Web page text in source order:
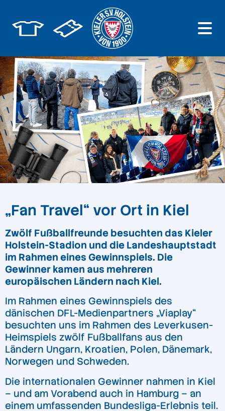
„Fan Travel“ vor Ort in Kiel
Zwölf Fußballfreunde besuchten das Kieler
Holstein-Stadion und die Landeshauptstadt
im Rahmen eines Gewinnspiels. Die
Gewinner kamen aus mehreren
europäischen Ländern nach Kiel.
Im Rahmen eines Gewinnspiels des
dänischen DFL-Medienpartners „Viaplay“
besuchten uns im Rahmen des Leverkusen-
Heimspiels zwölf Fußballfans aus den
Ländern Ungarn, Kroatien, Polen, Dänemark,
Norwegen und Schweden.
Die internationalen Gewinner nahmen in Kiel
– und am Vorabend auch in Hamburg – an
einem umfassenden Bundesliga-Erlebnis teil.